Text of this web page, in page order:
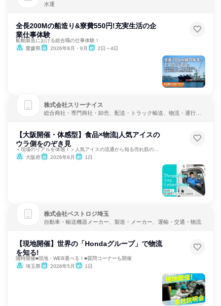
水運
全長200Mの船造り&寮費550円!充実生活の企
業仕事体験
船舶製造における総合職の仕事体験！
愛媛県
2026年8月・9月 2日～4日
株式会社スリーナイス
総合商社・専門商社・卸売、配送・トラック輸送、物流・運行管
【大阪開催・体感型】食品×物流|人気アイスの
ウラ側をのぞき見
大阪府
2026年8月 1日
株式会社ベストロジ埼玉
自動車・輸送機器メーカー、製造・メーカー、運輸・交通・物流
【現地開催】世界の「Hondaグループ」で物流
を知る!
随時開催■現地・WEB選べる！■質問コーナーも開催
埼玉県
2026年5月 1日